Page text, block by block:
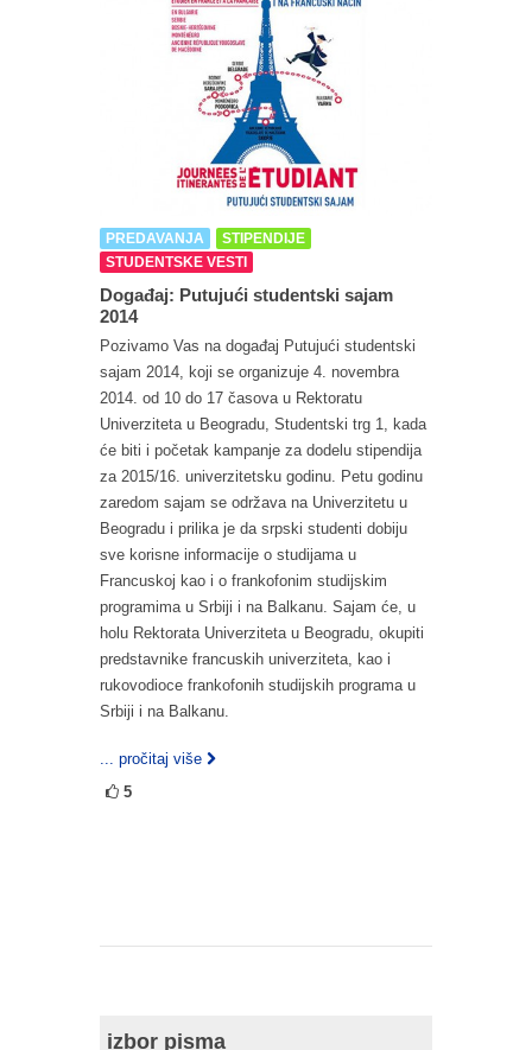
PREDAVANJA
STIPENDIJE
STUDENTSKE VESTI
Događaj: Putujući studentski sajam
2014
Pozivamo Vas na događaj Putujući studentski
sajam 2014, koji se organizuje 4. novembra
2014. od 10 do 17 časova u Rektoratu
Univerziteta u Beogradu, Studentski trg 1, kada
će biti i početak kampanje za dodelu stipendija
za 2015/16. univerzitetsku godinu. Petu godinu
zaredom sajam se održava na Univerzitetu u
Beogradu i prilika je da srpski studenti dobiju
sve korisne informacije o studijama u
Francuskoj kao i o frankofonim studijskim
programima u Srbiji i na Balkanu. Sajam će, u
holu Rektorata Univerziteta u Beogradu, okupiti
predstavnike francuskih univerziteta, kao i
rukovodioce frankofonih studijskih programa u
Srbiji i na Balkanu.
... pročitaj više
5
izbor pisma